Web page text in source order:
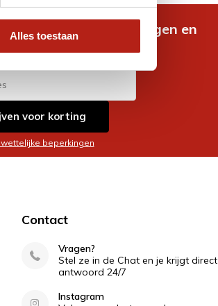
Alles toestaan
nieuwste aanbiedingen en
voor korting
beperkingen
Contact
Vragen?
Stel ze in de Chat en je krijgt direct
antwoord 24/7
Instagram